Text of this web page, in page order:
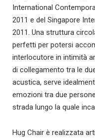
International
2011 e del Singapore
2011. Una struttura
perfetti per potersi
interlocutore in intimità
di collegamento tra le
acustica, serve
emozioni tra due
strada lungo la quale
Hug Chair è realizzata